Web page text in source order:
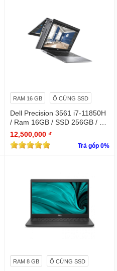
RAM 16 GB Ổ CỨNG SSD
Dell Precision 3561 i7-11850H
/ Ram 16GB / SSD 256GB / Mà
n 15.6″ IPS Full HD 1920×1080
IPS / VGA NVIDIA Quadro T60
0
12,500,000 ₫
Trả góp 0%
RAM 8 GB Ổ CỨNG SSD